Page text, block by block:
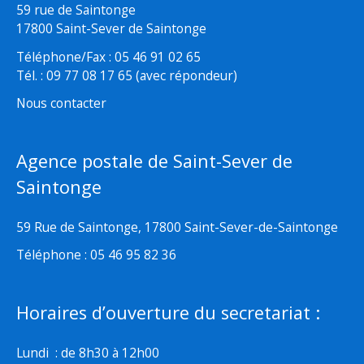
59 rue de Saintonge
17800 Saint-Sever de Saintonge
Téléphone/Fax : 05 46 91 02 65
Tél. : 09 77 08 17 65 (avec répondeur)
Nous contacter
Agence postale de Saint-Sever de
Saintonge
59 Rue de Saintonge, 17800 Saint-Sever-de-Saintonge
Téléphone : 05 46 95 82 36
Horaires d’ouverture du secretariat :
Lundi : de 8h30 à 12h00